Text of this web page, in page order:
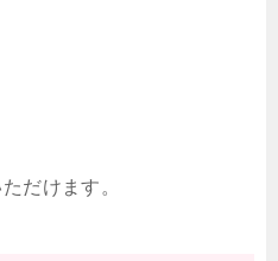
だけます。